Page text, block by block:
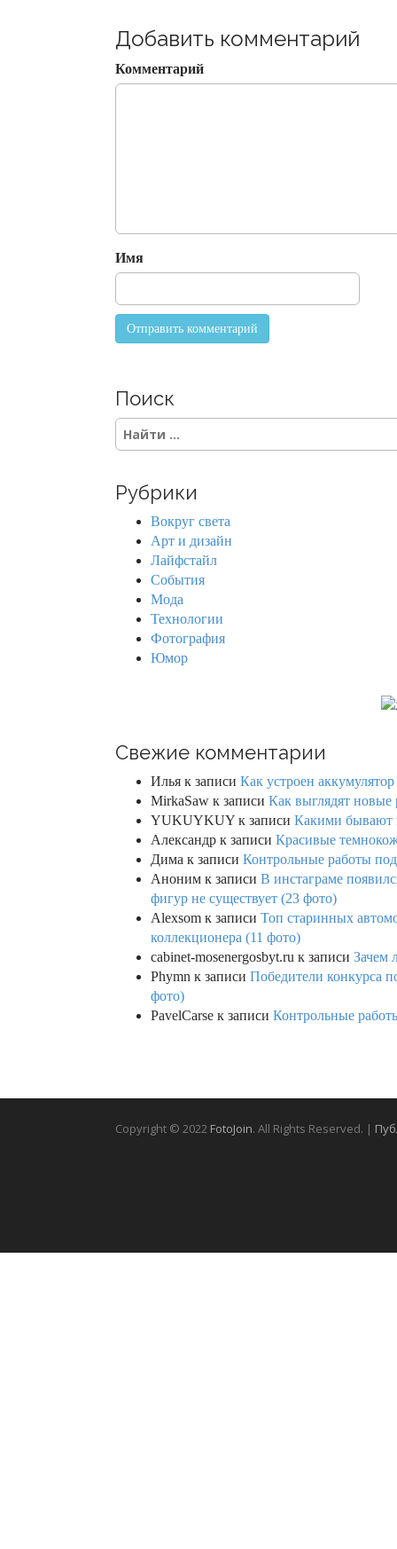
s
t
n
i
o
Добавить комментарий
Комментарий
Имя
Поиск
S
c
Рубрики
Вокруг света
Арт и дизайн
Лайфстайл
События
Мода
Технологии
Фотография
Юмор
Свежие комментарии
Илья к записи Как устроен
MirkaSaw к записи Как выглядят новые
YUKUYKUY к записи Какими бывают
Александр к записи Красивые
Дима к записи Контрольные работы
Аноним к записи В инстаграме
фигур не существует (23 фото)
Alexsom к записи Топ старинных
коллекционера (11 фото)
cabinet-mosenergosbyt.ru к записи Зачем
Phymn к записи Победители конкурса
фото)
PavelCarse к записи Контрольные
Copyright © 2022 FotoJoin. All Rights Reserved. |